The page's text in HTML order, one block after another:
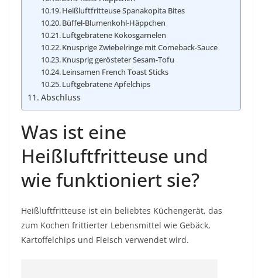
Heißluftfritteuse Spanakopita Bites
Büffel-Blumenkohl-Häppchen
Luftgebratene Kokosgarnelen
Knusprige Zwiebelringe mit Comeback-Sauce
Knusprig gerösteter Sesam-Tofu
Leinsamen French Toast Sticks
Luftgebratene Apfelchips
Abschluss
Was ist eine
Heißluftfritteuse und
wie funktioniert sie?
Heißluftfritteuse ist ein beliebtes Küchengerät, das
zum Kochen frittierter Lebensmittel wie Gebäck,
Kartoffelchips und Fleisch verwendet wird.